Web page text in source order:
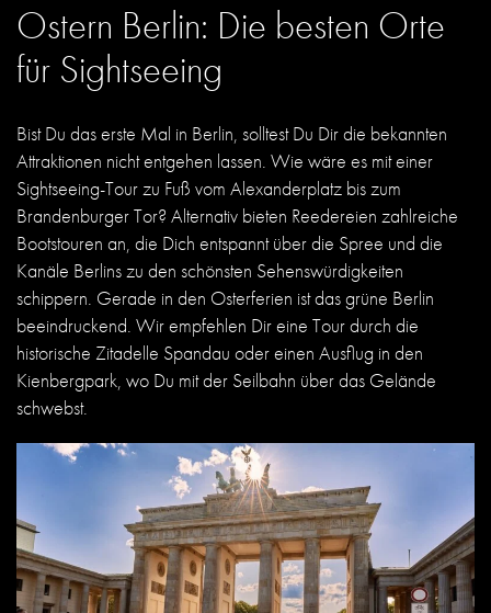
Ostern Berlin: Die besten Orte
für Sightseeing
Bist Du das erste Mal in Berlin, solltest Du Dir die bekannten
Attraktionen nicht entgehen lassen. Wie wäre es mit einer
Sightseeing-Tour zu Fuß vom Alexanderplatz bis zum
Brandenburger Tor? Alternativ bieten Reedereien zahlreiche
Bootstouren an, die Dich entspannt über die Spree und die
Kanäle Berlins zu den schönsten Sehenswürdigkeiten
schippern. Gerade in den Osterferien ist das grüne Berlin
beeindruckend. Wir empfehlen Dir eine Tour durch die
historische Zitadelle Spandau oder einen Ausflug in den
Kienbergpark, wo Du mit der Seilbahn über das Gelände
schwebst.